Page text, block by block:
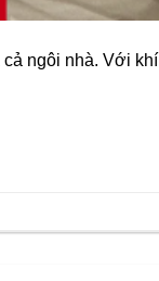
cả ngôi nhà. Với khí